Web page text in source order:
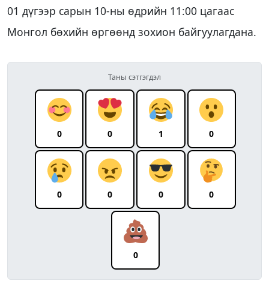
01 дүгээр сарын 10-ны өдрийн 11:00 цагаас
Монгол бөхийн өргөөнд зохион байгуулагдана.
Таны сэтгэгдэл
0 0 1 0
0 0 0 0
0